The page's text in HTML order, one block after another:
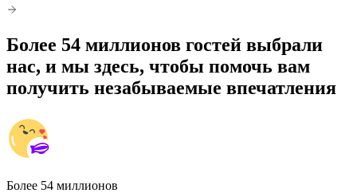
Более 54 миллионов гостей выбрали
нас, и мы здесь, чтобы помочь вам
получить незабываемые впечатления
Более 54 миллионов